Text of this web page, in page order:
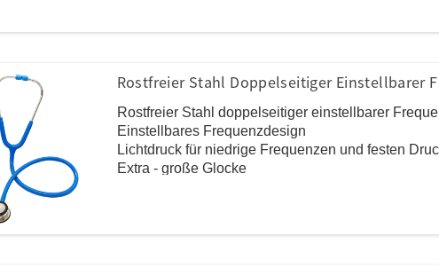
Rostfreier Stahl Doppelseitiger Einstellbarer
Rostfreier Stahl doppelseitiger einstellbarer
Einstellbares Frequenzdesign
Lichtdruck für niedrige Frequenzen und festen
Extra - große Glocke
Schwarz/Burgunder/Grau/Marine/Royal Blue